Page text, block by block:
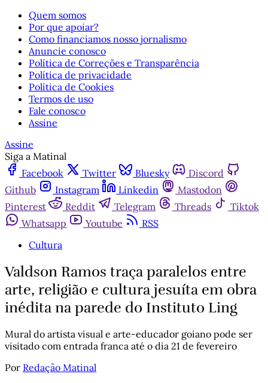
Quem somos
Por que apoiar?
Como financiamos nosso jornalismo
Anuncie conosco
Política de Correções e Transparência
Política de privacidade
Política de Cookies
Termos de uso
Fale conosco
Assine
Assine
Siga a Matinal
Facebook
Twitter Bluesky
Discord
Github
Instagram Linkedin
Mastodon
Pinterest
Reddit Telegram Threads
Tiktok
Whatsapp
Youtube
RSS
Cultura
Valdson Ramos traça paralelos entre
arte, religião e cultura jesuíta em obra
inédita na parede do Instituto Ling
Mural do artista visual e arte-educador goiano pode ser
visitado com entrada franca até o dia 21 de fevereiro
Por Redação Matinal